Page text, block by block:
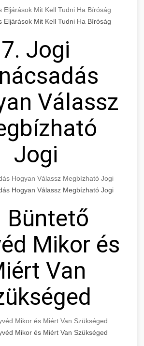
Eljárások Mit Kell Tudni Ha Bíróság
Eljárások Mit Kell Tudni Ha Bíróság
7. Jogi
Válassz
Jogi
Hogyan Válassz Megbízható Jogi
Hogyan Válassz Megbízható Jogi
Büntető
Mikor és
Van
Mikor és Miért Van Szükséged
Mikor és Miért Van Szükséged